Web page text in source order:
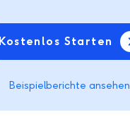
Kostenlos Starten
Beispielberichte ansehen